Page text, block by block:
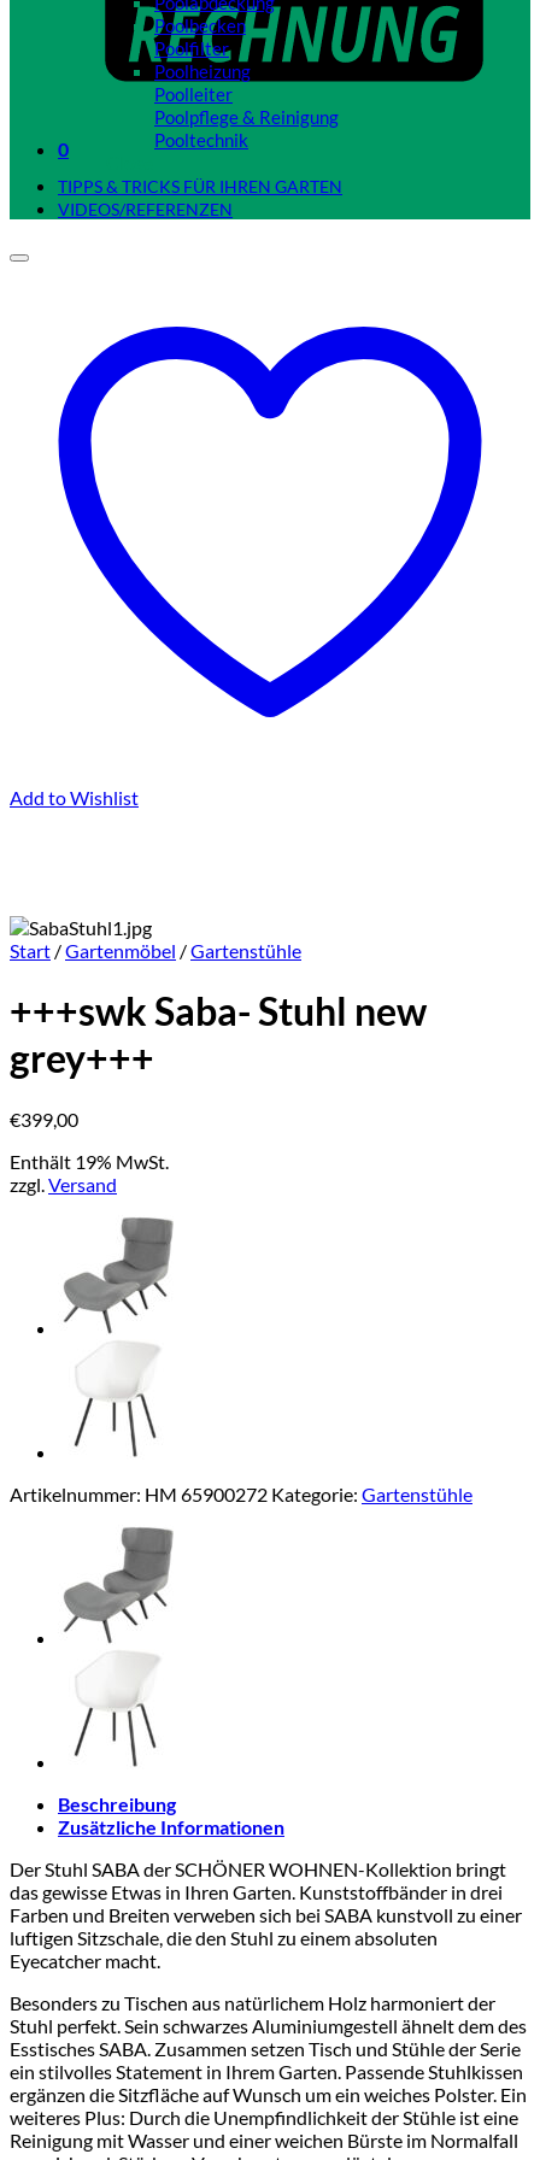
0
Poolbecken
Poolfilter
Poolheizung
Poolleiter
Poolpflege & Reinigung
Pooltechnik
TIPPS & TRICKS FÜR IHREN GARTEN
VIDEOS/REFERENZEN
Add to Wishlist
Start /Gartenmöbel /Gartenstühle
+++swk Saba- Stuhl new
grey+++
€399,00
Enthält 19% MwSt.
zzgl.Versand
Artikelnummer: HM 65900272 Kategorie: Gartenstühle
Beschreibung
Zusätzliche Informationen
Der Stuhl SABA der SCHÖNER WOHNEN-Kollektion bringt
das gewisse Etwas in Ihren Garten. Kunststoffbänder in drei
Farben und Breiten verweben sich bei SABA kunstvoll zu einer
luftigen Sitzschale, die den Stuhl zu einem absoluten
Eyecatcher macht.
Besonders zu Tischen aus natürlichem Holz harmoniert der
Stuhl perfekt. Sein schwarzes Aluminiumgestell ähnelt dem des
Esstisches SABA. Zusammen setzen Tisch und Stühle der Serie
ein stilvolles Statement in Ihrem Garten. Passende Stuhlkissen
ergänzen die Sitzfläche auf Wunsch um ein weiches Polster. Ein
weiteres Plus: Durch die Unempfindlichkeit der Stühle ist eine
Reinigung mit Wasser und einer weichen Bürste im Normalfall